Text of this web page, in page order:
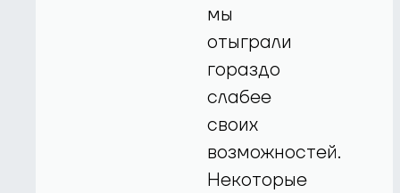
мы
отыграли
гораздо
слабее
своих
возможностей.
Некоторые